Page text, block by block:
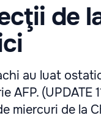
de
au luat
AFP.
miercuri de la